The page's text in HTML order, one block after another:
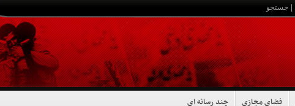
جستجو
فضای مجازی چند رسانه ای